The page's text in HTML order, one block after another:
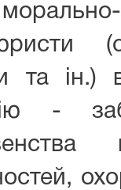
та
-